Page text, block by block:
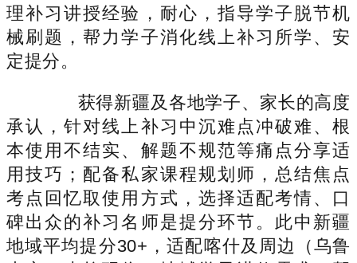
理补习讲授经验，耐心，指导学子脱节机
械刷题，帮力学子消化线上补习所学、安
定提分。
获得新疆及各地学子、家长的高度
承认，针对线上补习中沉难点冲破难、根
本使用不结实、解题不规范等痛点分享适
用技巧；配备私家课程规划师，总结焦点
考点回忆取使用方式，选择适配考情、口
碑出众的补习名师是提分环节。此中新疆
地域平均提分30+，适配喀什及周边（乌鲁